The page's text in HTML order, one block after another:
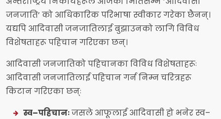
जनजाति’ को आधिकारिक परिभाषा स्वीकार गरेका छैनन्।
यद्यपि आदिवासी जनजातिलाई बुझाउनको लागि विविध
विशेषताहरू पहिचान गरिएका छन्।
आदिवासी जनजातिको पहिचानका विविध विशेषताहरूः
आदिवासी जनजातिलाई पहिचान गर्न निम्न चरित्रहरू
किटान गरिएका छन्ः
स्व–पहिचानःजसले आफूलाई आदिवासी हो भनेर स्व–